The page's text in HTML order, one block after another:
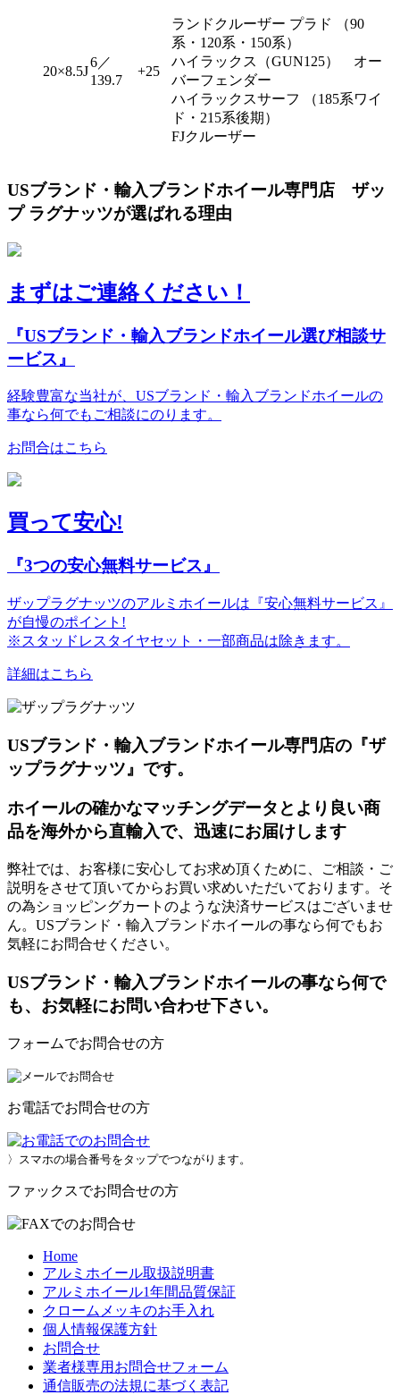
20×8.5J
6／
139.7
+25
ランドクルーザー プラド （90
系・120系・150系）
ハイラックス（GUN125） オー
バーフェンダー
ハイラックスサーフ （185系ワイ
ド・215系後期）
FJクルーザー
USブランド・輸入ブランドホイール専門店 ザッ
プ ラグナッツが選ばれる理由
まずはご連絡ください！
『USブランド・輸入ブランドホイール選び相談サ
ービス』
経験豊富な当社が、USブランド・輸入ブランドホイールの
事なら何でもご相談にのります。
お問合はこちら
買って安心!
『3つの安心無料サービス』
ザップラグナッツのアルミホイールは『安心無料サービス』
が自慢のポイント!
※スタッドレスタイヤセット・一部商品は除きます。
詳細はこちら
USブランド・輸入ブランドホイール専門店の『ザ
ップラグナッツ』です。
ホイールの確かなマッチングデータとより良い商
品を海外から直輸入で、迅速にお届けします
弊社では、お客様に安心してお求め頂くために、ご相談・ご
説明をさせて頂いてからお買い求めいただいております。そ
の為ショッピングカートのような決済サービスはございませ
ん。USブランド・輸入ブランドホイールの事なら何でもお
気軽にお問合せください。
USブランド・輸入ブランドホイールの事なら何で
も、お気軽にお問い合わせ下さい。
フォームでお問合せの方
お電話でお問合せの方
〉スマホの場合番号をタップでつながります。
ファックスでお問合せの方
Home
アルミホイール取扱説明書
アルミホイール1年間品質保証
クロームメッキのお手入れ
個人情報保護方針
お問合せ
業者様専用お問合せフォーム
通信販売の法規に基づく表記